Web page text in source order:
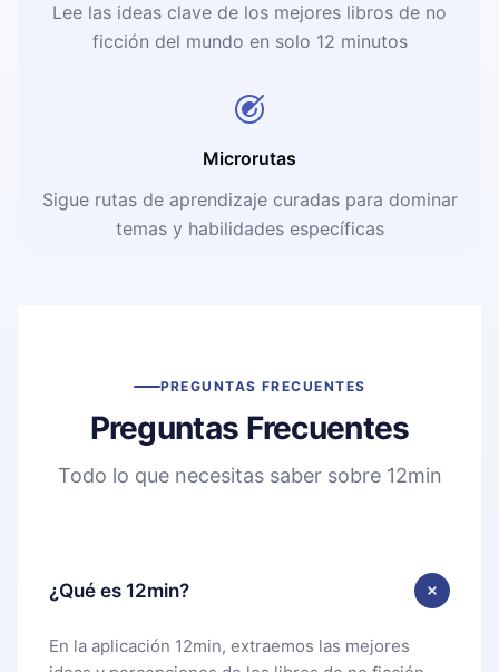
Lee las ideas clave de los mejores libros de no
ficción del mundo en solo 12 minutos
Microrutas
Sigue rutas de aprendizaje curadas para dominar
temas y habilidades específicas
PREGUNTAS FRECUENTES
Preguntas Frecuentes
Todo lo que necesitas saber sobre 12min
¿Qué es 12min?
En la aplicación 12min, extraemos las mejores